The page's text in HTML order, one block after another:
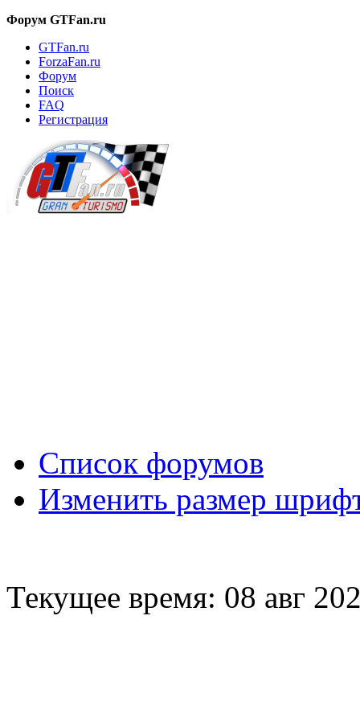
Форум GTFan.ru
GTFan.ru
ForzaFan.ru
Форум
Поиск
FAQ
Регистрация
Список форумов
Изменить размер
Текущее время: 08 авг